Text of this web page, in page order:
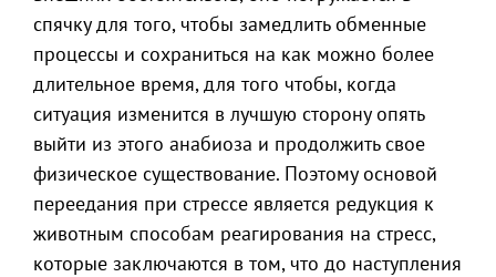
спячку для того, чтобы замедлить обменные
процессы и сохраниться на как можно более
длительное время, для того чтобы, когда
ситуация изменится в лучшую сторону опять
выйти из этого анабиоза и продолжить свое
физическое существование. Поэтому основой
переедания при стрессе является редукция к
животным способам реагирования на стресс,
которые заключаются в том, что до наступления